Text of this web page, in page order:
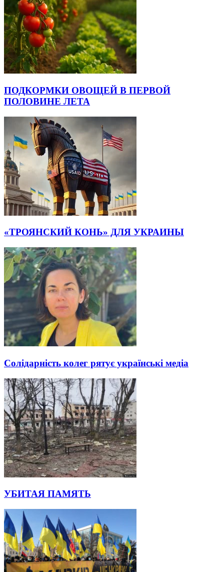
ПОДКОРМКИ ОВОЩЕЙ В ПЕРВОЙ
ПОЛОВИНЕ ЛЕТА
«ТРОЯНСКИЙ КОНЬ» ДЛЯ УКРАИНЫ
Солідарність колег рятує українські медіа
УБИТАЯ ПАМЯТЬ